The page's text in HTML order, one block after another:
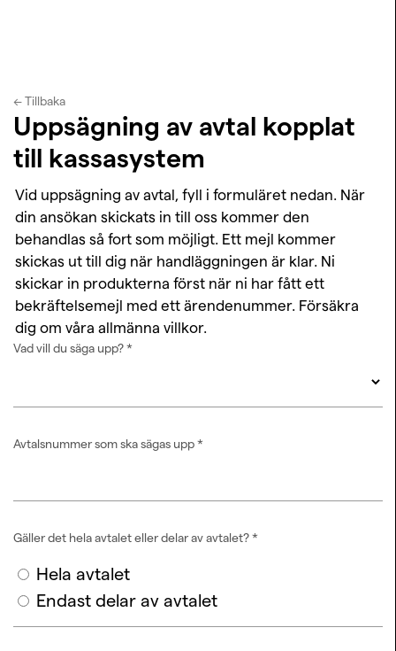
← Tillbaka
Uppsägning av avtal kopplat
till kassasystem
Vid uppsägning av avtal, fyll i formuläret nedan. När
din ansökan skickats in till oss kommer den
behandlas så fort som möjligt. Ett mejl kommer
skickas ut till dig när handläggningen är klar. Ni
skickar in produkterna först när ni har fått ett
bekräftelsemejl med ett ärendenummer. Försäkra
dig om våra allmänna villkor.
Vad vill du säga upp?*
Avtalsnummer som ska sägas upp*
Gäller det hela avtalet eller delar av avtalet?*
Hela avtalet
Endast delar av avtalet